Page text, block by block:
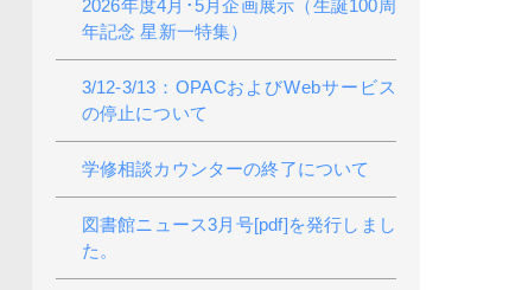
2026年度4月･5月企画展示（生誕100周
年記念 星新一特集）
3/12-3/13：OPACおよびWebサービス
の停止について
学修相談カウンターの終了について
図書館ニュース3月号[pdf]を発行しまし
た。